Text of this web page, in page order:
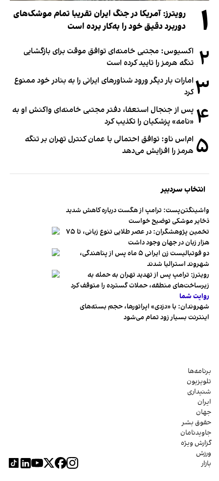
۱
رویترز: آمریکا در جنگ ایران تقریبا تمام موشک‌های
دوربرد دقیق خود را به‌کار برده است
۲ اکسیوس: مجتبی خامنه‌ای توافق موقت برای بازگشایی
تنگه هرمز را تایید کرده است
۳ امارات بار دیگر ورود شناورهای ایرانی را به بنادر خود ممنوع
کرد
۴ پس از جنجال استعفا، دفتر مجتبی خامنه‌ای واکنش او به
«نامه» پزشکیان را تکذیب کرد
۵ ام‌اس ناو: توافق احتمالی با عمان کنترل تهران بر تنگه
هرمز را افزایش می‌دهد
انتخاب سردبیر
واشینگتن‌پست: ترامپ از هگست درباره کاهش شدید
ذخایر موشکی توضیح خواست
تخمین پژوهشگران: در عصر طلایی تنوع زبانی، تا ۷۵
هزار زبان در جهان وجود داشت
دو فوتبالیست زن ایرانی ۵ ماه پس از پناهندگی،
شهروند استرالیا شدند
رویترز: ترامپ پس از تهدید تهران به حمله به
زیرساخت‌های منطقه، حملات گسترده را متوقف کرد
روایت شما
شهروندان:‌ با «دزدی» اپراتورها، حجم بسته‌های
اینترنت بسیار زود تمام می‌شود
برنامه‌ها
تلویزیون
شنیداری
ایران
جهان
حقوق بشر
جاویدنامان
گزارش ویژه
ورزش
بازار